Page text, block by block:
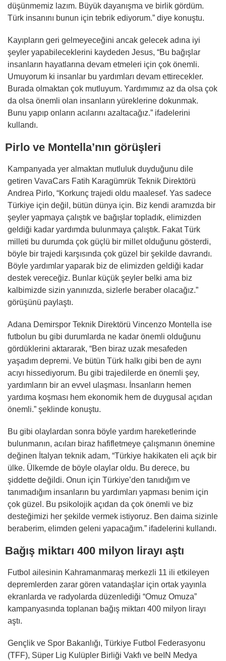
düşünmemiz lazım. Büyük dayanışma ve birlik gördüm.
Türk insanını bunun için tebrik ediyorum.” diye konuştu.
Kayıpların geri gelmeyeceğini ancak gelecek adına iyi
şeyler yapabileceklerini kaydeden Jesus, “Bu bağışlar
insanların hayatlarına devam etmeleri için çok önemli.
Umuyorum ki insanlar bu yardımları devam ettirecekler.
Burada olmaktan çok mutluyum. Yardımımız az da olsa çok
da olsa önemli olan insanların yüreklerine dokunmak.
Bunu yapıp onların acılarını azaltacağız.” ifadelerini
kullandı.
Pirlo ve Montella’nın görüşleri
Kampanyada yer almaktan mutluluk duyduğunu dile
getiren VavaCars Fatih Karagümrük Teknik Direktörü
Andrea Pirlo, “Korkunç trajedi oldu maalesef. Yas sadece
Türkiye için değil, bütün dünya için. Biz kendi aramızda bir
şeyler yapmaya çalıştık ve bağışlar topladık, elimizden
geldiği kadar yardımda bulunmaya çalıştık. Fakat Türk
milleti bu durumda çok güçlü bir millet olduğunu gösterdi,
böyle bir trajedi karşısında çok güzel bir şekilde davrandı.
Böyle yardımlar yaparak biz de elimizden geldiği kadar
destek vereceğiz. Bunlar küçük şeyler belki ama biz
kalbimizde sizin yanınızda, sizlerle beraber olacağız.”
görüşünü paylaştı.
Adana Demirspor Teknik Direktörü Vincenzo Montella ise
futbolun bu gibi durumlarda ne kadar önemli olduğunu
gördüklerini aktararak, “Ben biraz uzak mesafeden
yaşadım depremi. Ve bütün Türk halkı gibi ben de aynı
acıyı hissediyorum. Bu gibi trajedilerde en önemli şey,
yardımların bir an evvel ulaşması. İnsanların hemen
yardıma koşması hem ekonomik hem de duygusal açıdan
önemli.” şeklinde konuştu.
Bu gibi olaylardan sonra böyle yardım hareketlerinde
bulunmanın, acıları biraz hafifletmeye çalışmanın önemine
değinen İtalyan teknik adam, “Türkiye hakikaten eli açık bir
ülke. Ülkemde de böyle olaylar oldu. Bu derece, bu
şiddette değildi. Onun için Türkiye’den tanıdığım ve
tanımadığım insanların bu yardımları yapması benim için
çok güzel. Bu psikolojik açıdan da çok önemli ve biz
desteğimizi her şekilde vermek istiyoruz. Ben daima sizinle
beraberim, elimden geleni yapacağım.” ifadelerini kullandı.
Bağış miktarı 400 milyon lirayı aştı
Futbol ailesinin Kahramanmaraş merkezli 11 ili etkileyen
depremlerden zarar gören vatandaşlar için ortak yayınla
ekranlarda ve radyolarda düzenlediği “Omuz Omuza”
kampanyasında toplanan bağış miktarı 400 milyon lirayı
aştı.
Gençlik ve Spor Bakanlığı, Türkiye Futbol Federasyonu
(TFF), Süper Lig Kulüpler Birliği Vakfı ve beIN Medya